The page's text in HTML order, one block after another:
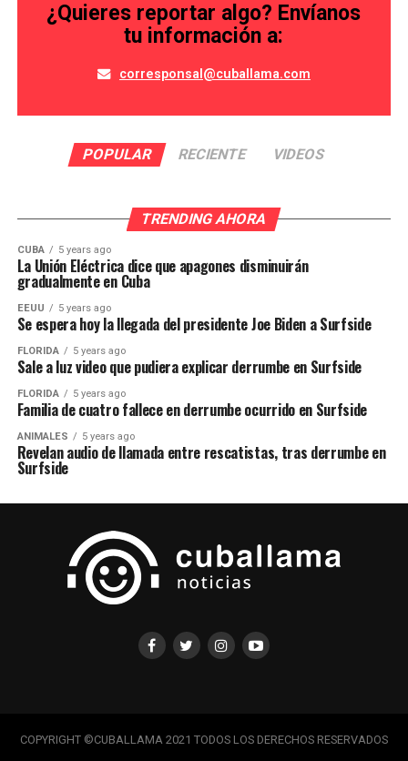
¿Quieres reportar algo? Envíanos
tu información a:
corresponsal@cuballama.com
POPULAR RECIENTE VIDEOS
TRENDING AHORA
CUBA 5 years ago
La Unión Eléctrica dice que apagones disminuirán
gradualmente en Cuba
EEUU 5 years ago
Se espera hoy la llegada del presidente Joe Biden a Surfside
FLORIDA 5 years ago
Sale a luz video que pudiera explicar derrumbe en Surfside
FLORIDA 5 years ago
Familia de cuatro fallece en derrumbe ocurrido en Surfside
ANIMALES 5 years ago
Revelan audio de llamada entre rescatistas, tras derrumbe en
Surfside
COPYRIGHT ©CUBALLAMA 2021 TODOS LOS DERECHOS RESERVADOS